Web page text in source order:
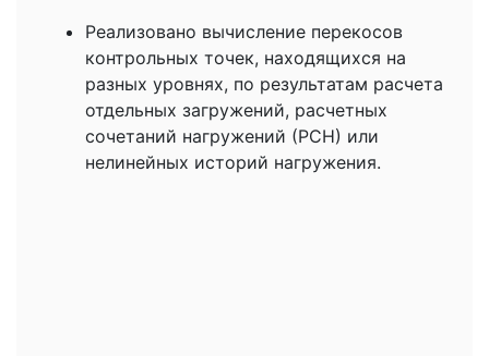
Реализовано вычисление перекосов
контрольных точек, находящихся на
разных уровнях, по результатам расчета
отдельных загружений, расчетных
сочетаний нагружений (РСН) или
нелинейных историй нагружения.